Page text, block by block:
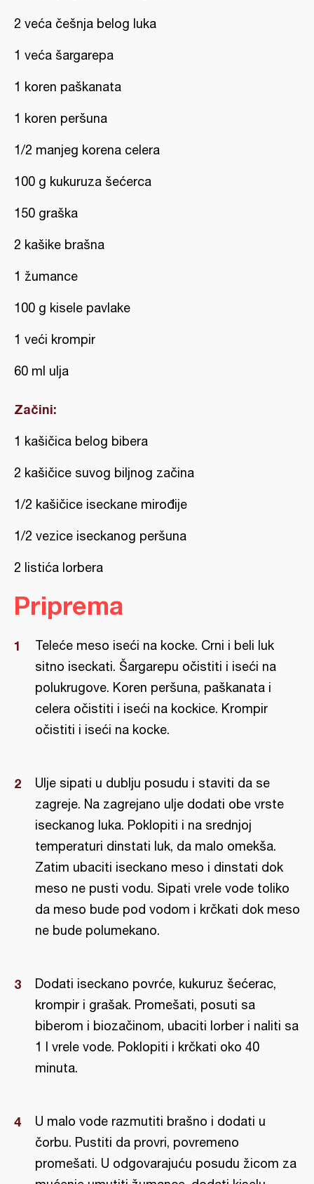
2 veća češnja belog luka
1 veća šargarepa
1 koren paškanata
1 koren peršuna
1/2 manjeg korena celera
100 g kukuruza šećerca
150 graška
2 kašike brašna
1 žumance
100 g kisele pavlake
1 veći krompir
60 ml ulja
Začini:
1 kašičica belog bibera
2 kašičice suvog biljnog začina
1/2 kašičice iseckane mirođije
1/2 vezice iseckanog peršuna
2 listića lorbera
Priprema
Teleće meso iseći na kocke. Crni i beli luk
sitno iseckati. Šargarepu očistiti i iseći na
polukrugove. Koren peršuna, paškanata i
celera očistiti i iseći na kockice. Krompir
očistiti i iseći na kocke.
Ulje sipati u dublju posudu i staviti da se
zagreje. Na zagrejano ulje dodati obe vrste
iseckanog luka. Poklopiti i na srednjoj
temperaturi dinstati luk, da malo omekša.
Zatim ubaciti iseckano meso i dinstati dok
meso ne pusti vodu. Sipati vrele vode toliko
da meso bude pod vodom i krčkati dok meso
ne bude polumekano.
Dodati iseckano povrće, kukuruz šećerac,
krompir i grašak. Promešati, posuti sa
biberom i biozačinom, ubaciti lorber i naliti sa
1 l vrele vode. Poklopiti i krčkati oko 40
minuta.
U malo vode razmutiti brašno i dodati u
čorbu. Pustiti da provri, povremeno
promešati. U odgovarajuću posudu žicom za